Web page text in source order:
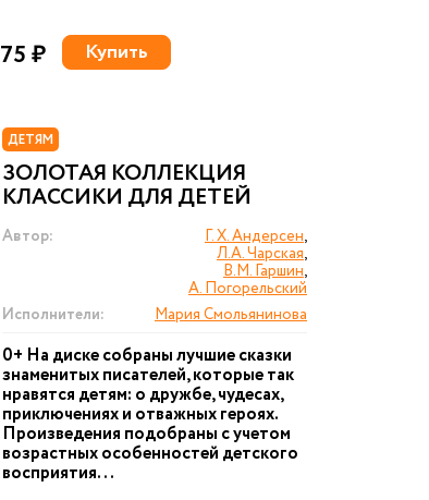
75 ₽ Купить
ДЕТЯМ
ЗОЛОТАЯ КОЛЛЕКЦИЯ
КЛАССИКИ ДЛЯ ДЕТЕЙ
Автор: Г. Х. Андерсен,
Л.А. Чарская,
В.М. Гаршин,
А. Погорельский
Исполнители:
Мария Смольянинова
0+ На диске собраны лучшие сказки
знаменитых писателей, которые так
нравятся детям: о дружбе, чудесах,
приключениях и отважных героях.
Произведения подобраны с учетом
возрастных особенностей детского
восприятия...